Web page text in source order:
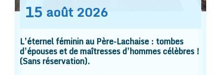
15 août 2026
L’éternel féminin au Père-Lachaise : tombes
d’épouses et de maîtresses d’hommes célèbres !
(Sans réservation).